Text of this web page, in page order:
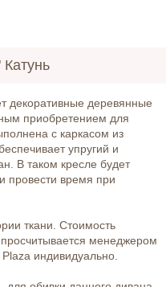
декоративные деревянные
приобретением для
с каркасом из
упругий и
В таком кресле будет
провести время при
ткани. Стоимость
просчитывается менеджером
индивидуально.